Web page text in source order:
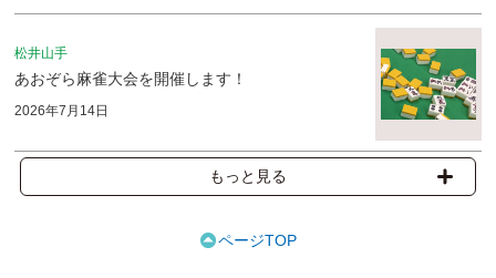
松井山手
あおぞら麻雀大会を開催します！
2026年7月14日
もっと見る
ページTOP